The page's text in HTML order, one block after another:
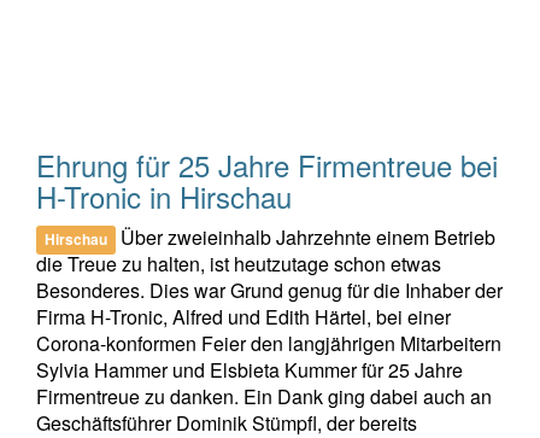
Ehrung für 25 Jahre Firmentreue bei
H-Tronic in Hirschau
Hirschau
Über zweieinhalb Jahrzehnte einem Betrieb
die Treue zu halten, ist heutzutage schon etwas
Besonderes. Dies war Grund genug für die Inhaber der
Firma H-Tronic, Alfred und Edith Härtel, bei einer
Corona-konformen Feier den langjährigen Mitarbeitern
Sylvia Hammer und Elsbieta Kummer für 25 Jahre
Firmentreue zu danken. Ein Dank ging dabei auch an
Geschäftsführer Dominik Stümpfl, der bereits